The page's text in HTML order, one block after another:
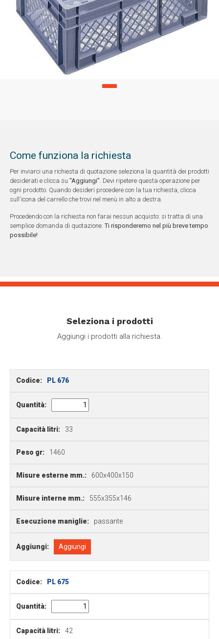
Come funziona la richiesta
Per inviarci una richiesta di quotazione seleziona la quantità dei prodotti
desiderati e clicca su “Aggiungi”. Devi ripetere questa operazione per
ogni prodotto. Quando desideri procedere con la tua richiesta, clicca
sull'icona del carrello che trovi nel menù in alto a destra.
Procedendo con la richiesta non farai nessun acquisto: si tratta di una
semplice domanda di quotazione.Ti risponderemo nel più breve tempo
possibile!
Seleziona i prodotti
Aggiungi i prodotti alla richiesta.
Codice: PL 676
Quantità:
Capacità litri: 33
Peso gr: 1460
Misure esterne mm.: 600x400x150
Misure interne mm.: 555x355x146
Esecuzione maniglie: passante
Aggiungi: Aggiungi
Codice: PL 675
Quantità:
Capacità litri: 42